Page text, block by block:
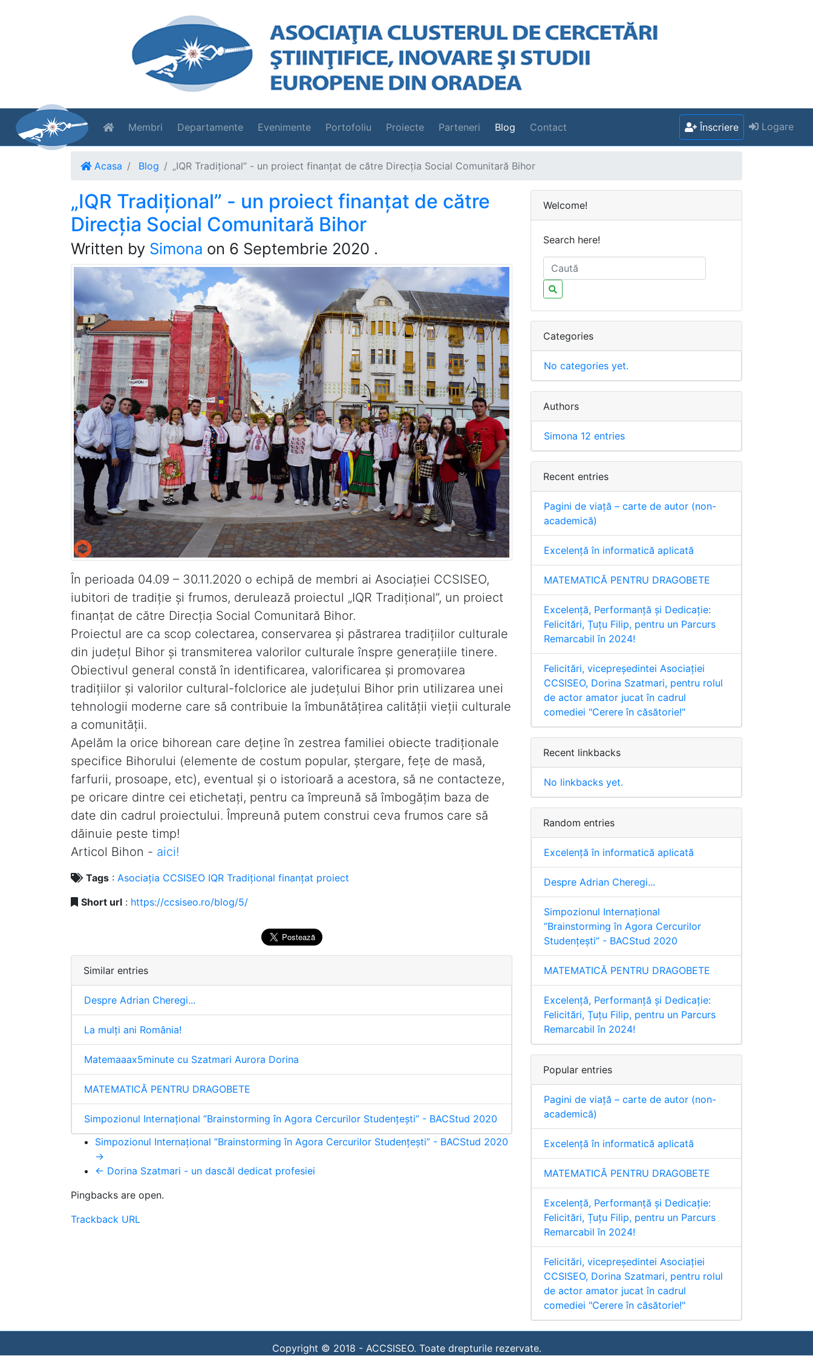
Membri Departamente Evenimente Portofoliu Proiecte Parteneri Blog Contact Înscriere Logare
Acasa Blog „IQR Tradiţional” - un proiect finanţat de către Direcţia Social Comunitară Bihor
„IQR Tradiţional” - un proiect finanţat de către
Direcţia Social Comunitară Bihor
Written by Simona on 6 Septembrie 2020 .
În perioada 04.09 – 30.11.2020 o echipă de membri ai Asociaţiei CCSISEO,
iubitori de tradiţie şi frumos, derulează proiectul „IQR Tradiţional”, un proiect
finanţat de către Direcţia Social Comunitară Bihor.
Proiectul are ca scop colectarea, conservarea şi păstrarea tradiţiilor culturale
din judeţul Bihor şi transmiterea valorilor culturale înspre generaţiile tinere.
Obiectivul general constă în identificarea, valorificarea şi promovarea
tradiţiilor şi valorilor cultural-folclorice ale judeţului Bihor prin utilizarea unei
tehnologii moderne care să contribuie la îmbunătăţirea calităţii vieţii culturale
a comunităţii.
Apelăm la orice bihorean care deţine în zestrea familiei obiecte tradiţionale
specifice Bihorului (elemente de costum popular, ştergare, feţe de masă,
farfurii, prosoape, etc), eventual şi o istorioară a acestora, să ne contacteze,
pe oricare dintre cei etichetaţi, pentru ca împreună să îmbogăţim baza de
date din cadrul proiectului. Împreună putem construi ceva frumos care să
dăinuie peste timp!
Articol Bihon - aici!
Tags : Asociația CCSISEO IQR Tradiţional finanţat proiect
Short url : https://ccsiseo.ro/blog/5/
Similar entries
Despre Adrian Cheregi...
La mulți ani România!
Matemaaax5minute cu Szatmari Aurora Dorina
MATEMATICĂ PENTRU DRAGOBETE
Simpozionul Internaţional ”Brainstorming în Agora Cercurilor Studențești” - BACStud 2020
Simpozionul Internaţional ”Brainstorming în Agora Cercurilor Studențești” - BACStud 2020
→
← Dorina Szatmari - un dascăl dedicat profesiei
Pingbacks are open.
Trackback URL
Welcome!
Search here!
Categories
No categories yet.
Authors
Simona 12 entries
Recent entries
Pagini de viață – carte de autor (non-
academică)
Excelență în informatică aplicată
MATEMATICĂ PENTRU DRAGOBETE
Excelență, Performanță și Dedicație:
Felicitări, Țuțu Filip, pentru un Parcurs
Remarcabil în 2024!
Felicitări, vicepreședintei Asociației
CCSISEO, Dorina Szatmari, pentru rolul
de actor amator jucat în cadrul
comediei "Cerere în căsătorie!"
Recent linkbacks
No linkbacks yet.
Random entries
Excelență în informatică aplicată
Despre Adrian Cheregi...
Simpozionul Internaţional
”Brainstorming în Agora Cercurilor
Studențești” - BACStud 2020
MATEMATICĂ PENTRU DRAGOBETE
Excelență, Performanță și Dedicație:
Felicitări, Țuțu Filip, pentru un Parcurs
Remarcabil în 2024!
Popular entries
Pagini de viață – carte de autor (non-
academică)
Excelență în informatică aplicată
MATEMATICĂ PENTRU DRAGOBETE
Excelență, Performanță și Dedicație:
Felicitări, Țuțu Filip, pentru un Parcurs
Remarcabil în 2024!
Felicitări, vicepreședintei Asociației
CCSISEO, Dorina Szatmari, pentru rolul
de actor amator jucat în cadrul
comediei "Cerere în căsătorie!"
Copyright © 2018 - ACCSISEO. Toate drepturile rezervate.